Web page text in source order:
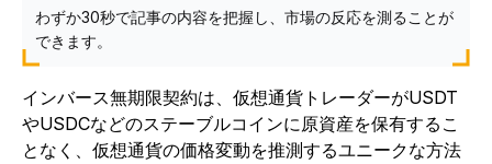
わずか30秒で記事の内容を把握し、市場の反応を測ることが
できます。
インバース無期限契約は、仮想通貨トレーダーがUSDT
やUSDCなどのステーブルコインに原資産を保有するこ
となく、仮想通貨の価格変動を推測するユニークな方法